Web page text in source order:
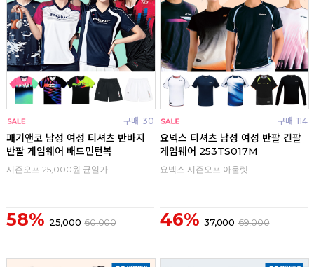
구매 30
패기앤코 남성 여성 티셔츠 반바지
반팔 게임웨어 배드민턴복
시즌오프 25,000원 균일가!
58% 25,000 60,000
구매 114
요넥스 티셔츠 남성 여성 반팔 긴팔
게임웨어 253TS017M
요넥스 시즌오프 아울렛
46% 37,000 69,000